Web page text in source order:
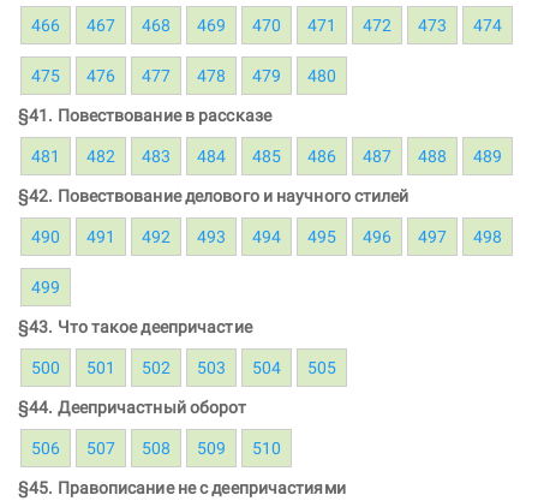
466 467 468 469 470 471 472 473 474
475 476 477 478 479 480
§41. Повествование в рассказе
481 482 483 484 485 486 487 488 489
§42. Повествование делового и научного стилей
490 491 492 493 494 495 496 497 498
499
§43. Что такое деепричастие
500 501 502 503 504 505
§44. Деепричастный оборот
506 507 508 509 510
§45. Правописание не с деепричастиями